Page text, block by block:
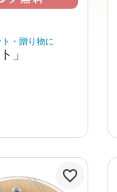
・贈り物に
」